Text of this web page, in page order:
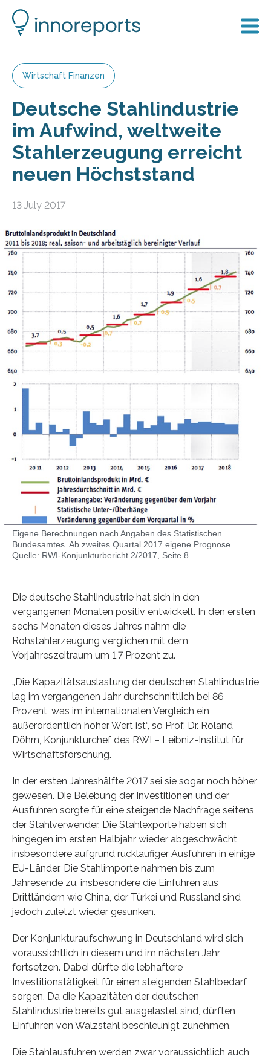
Wirtschaft Finanzen
Deutsche Stahlindustrie
im Aufwind, weltweite
Stahlerzeugung erreicht
neuen Höchststand
13 July 2017
Eigene Berechnungen nach Angaben des Statistischen
Bundesamtes. Ab zweites Quartal 2017 eigene Prognose.
Quelle: RWI-Konjunkturbericht 2/2017, Seite 8
Die deutsche Stahlindustrie hat sich in den
vergangenen Monaten positiv entwickelt. In den ersten
sechs Monaten dieses Jahres nahm die
Rohstahlerzeugung verglichen mit dem
Vorjahreszeitraum um 1,7 Prozent zu.
„Die Kapazitätsauslastung der deutschen Stahlindustrie
lag im vergangenen Jahr durchschnittlich bei 86
Prozent, was im internationalen Vergleich ein
außerordentlich hoher Wert ist“, so Prof. Dr. Roland
Döhrn, Konjunkturchef des RWI – Leibniz-Institut für
Wirtschaftsforschung.
In der ersten Jahreshälfte 2017 sei sie sogar noch höher
gewesen. Die Belebung der Investitionen und der
Ausfuhren sorgte für eine steigende Nachfrage seitens
der Stahlverwender. Die Stahlexporte haben sich
hingegen im ersten Halbjahr wieder abgeschwächt,
insbesondere aufgrund rückläufiger Ausfuhren in einige
EU-Länder. Die Stahlimporte nahmen bis zum
Jahresende zu, insbesondere die Einfuhren aus
Drittländern wie China, der Türkei und Russland sind
jedoch zuletzt wieder gesunken.
Der Konjunkturaufschwung in Deutschland wird sich
voraussichtlich in diesem und im nächsten Jahr
fortsetzen. Dabei dürfte die lebhaftere
Investitionstätigkeit für einen steigenden Stahlbedarf
sorgen. Da die Kapazitäten der deutschen
Stahlindustrie bereits gut ausgelastet sind, dürften
Einfuhren von Walzstahl beschleunigt zunehmen.
Die Stahlausfuhren werden zwar voraussichtlich auch